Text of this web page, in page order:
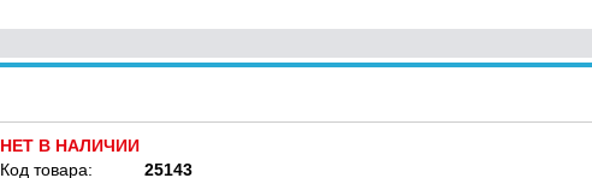
НЕТ В НАЛИЧИИ
Код товара:
25143